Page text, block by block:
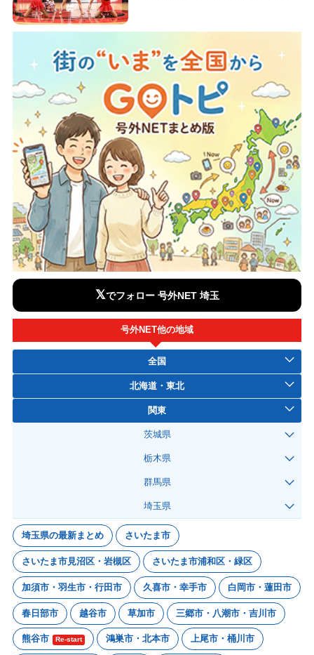
𝕏でフォロー 号外NET 埼玉
号外NET他の地域
全国
北海道・東北
関東
茨城県
栃木県
群馬県
埼玉県
埼玉県の最新まとめ さいたま市
さいたま市見沼区・岩槻区 さいたま市浦和区・緑区
加須市・羽生市・行田市 久喜市・幸手市 白岡市・蓮田市
春日部市 越谷市 草加市 三郷市・八潮市・吉川市
熊谷市 Re-start 鴻巣市・北本市 上尾市・桶川市